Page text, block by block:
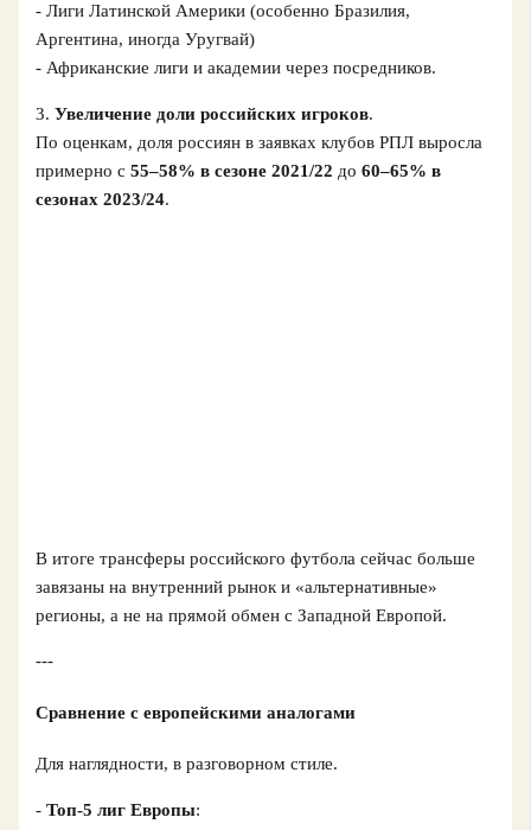
- Лиги Латинской Америки (особенно Бразилия,
Аргентина, иногда Уругвай)
- Африканские лиги и академии через посредников.
3.Увеличение доли российских игроков.
По оценкам, доля россиян в заявках клубов РПЛ выросла
примерно с55–58% в сезоне 2021/22 до60–65% в
сезонах 2023/24.
В итоге трансферы российского футбола сейчас больше
завязаны на внутренний рынок и «альтернативные»
регионы, а не на прямой обмен с Западной Европой.
---
Сравнение с европейскими аналогами
Для наглядности, в разговорном стиле.
-Топ-5 лиг Европы: